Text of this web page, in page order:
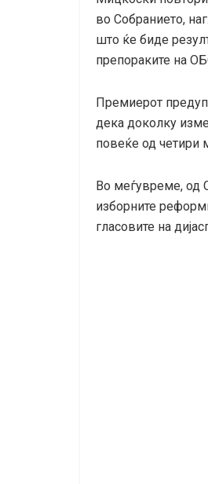
во Собранието,
што ќе биде
препораките на
Премиерот
дека доколку
повеќе од четири
Во меѓувреме, од
изборните
гласовите на